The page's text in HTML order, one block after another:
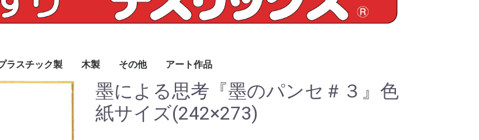
ラスチック製 木製 その他 アート作品
墨による思考『墨のパンセ＃３』色
紙サイズ(242×273)